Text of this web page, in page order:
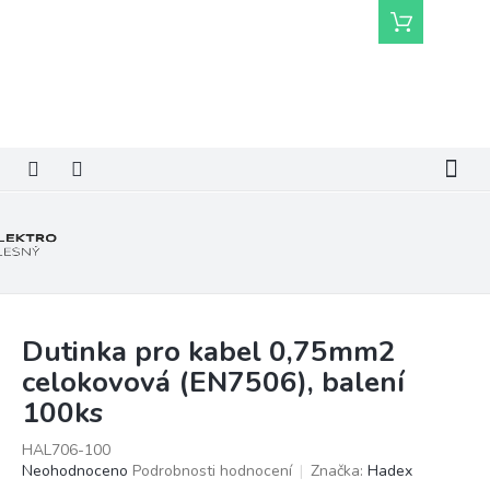
Nákupní
košík
Dutinka pro kabel 0,75mm2
celokovová (EN7506), balení
100ks
HAL706-100
Průměrné
Neohodnoceno Podrobnosti hodnocení Značka: Hadex